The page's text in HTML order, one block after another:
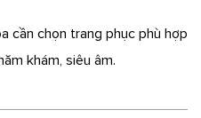
cần chọn trang phục phù hợp
khám, siêu âm.